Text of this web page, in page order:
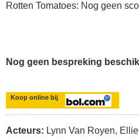
Rotten Tomatoes: Nog geen
Nog geen bespreking
Koop online bij
Acteurs: Lynn Van Royen,